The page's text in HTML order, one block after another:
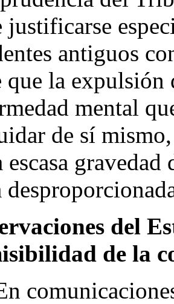
justificarse
antiguos
que la expulsión
mental
de sí
escasa
del
de la